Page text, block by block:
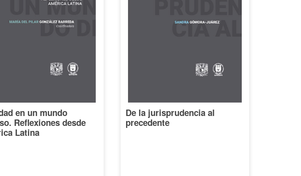
en un mundo
Reflexiones desde
Latina
De la jurisprudencia al
precedente